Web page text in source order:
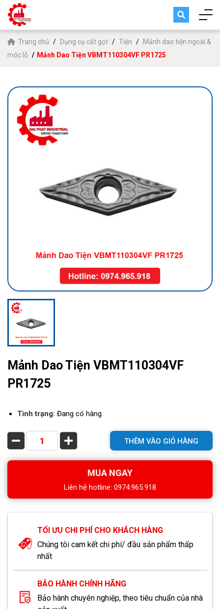
Trang chủ Dụng cụ cắt gọt Tiện
Mảnh dao tiện ngoài &
móc lỗ
Mảnh Dao Tiện VBMT110304VF PR1725
Mảnh Dao Tiện VBMT110304VF
PR1725
Tình trạng: Đang có hàng
THÊM VÀO GIỎ HÀNG
MUA NGAY
Liên hệ hotline: 0974.965.918
TỐI ƯU CHI PHÍ CHO KHÁCH HÀNG
Chúng tôi cam kết chi phí/ đầu sản phẩm thấp
nhất
BẢO HÀNH CHÍNH HÃNG
Bảo hành chuyên nghiệp, theo tiêu chuẩn của nhà